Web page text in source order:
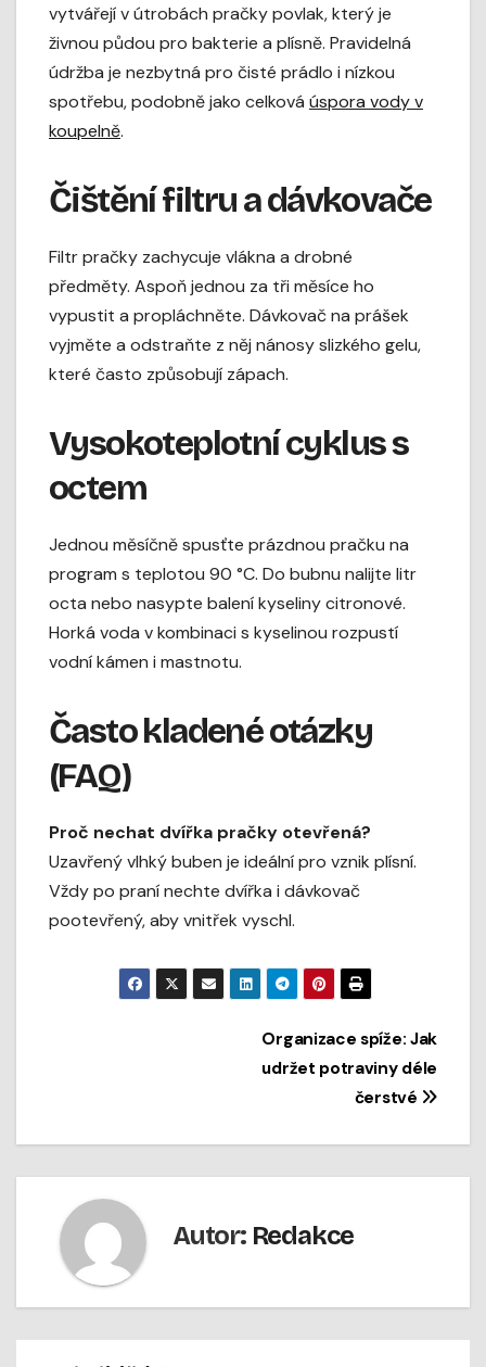
vytvářejí v útrobách pračky povlak, který je
živnou půdou pro bakterie a plísně. Pravidelná
údržba je nezbytná pro čisté prádlo i nízkou
spotřebu, podobně jako celková úspora vody v
koupelně.
Čištění filtru a dávkovače
Filtr pračky zachycuje vlákna a drobné
předměty. Aspoň jednou za tři měsíce ho
vypustit a propláchněte. Dávkovač na prášek
vyjměte a odstraňte z něj nánosy slizkého gelu,
které často způsobují zápach.
Vysokoteplotní cyklus s
octem
Jednou měsíčně spusťte prázdnou pračku na
program s teplotou 90 °C. Do bubnu nalijte litr
octa nebo nasypte balení kyseliny citronové.
Horká voda v kombinaci s kyselinou rozpustí
vodní kámen i mastnotu.
Často kladené otázky
(FAQ)
Proč nechat dvířka pračky otevřená?
Uzavřený vlhký buben je ideální pro vznik plísní.
Vždy po praní nechte dvířka i dávkovač
pootevřený, aby vnitřek vyschl.
příspěvek
Organizace spíže: Jak
udržet potraviny déle
čerstvé
Autor: Redakce